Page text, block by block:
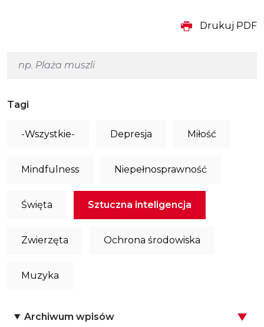
Drukuj PDF
Tagi
-Wszystkie- Depresja Miłość
Mindfulness Niepełnosprawność
Święta Sztuczna inteligencja
Zwierzęta Ochrona środowiska
Muzyka
Archiwum wpisów